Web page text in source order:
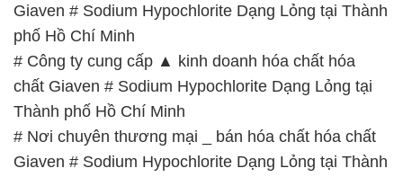
Giaven # Sodium Hypochlorite Dạng Lỏng tại Thành
phố Hồ Chí Minh
# Công ty cung cấp ▲ kinh doanh hóa chất hóa
chất Giaven # Sodium Hypochlorite Dạng Lỏng tại
Thành phố Hồ Chí Minh
# Nơi chuyên thương mại _ bán hóa chất hóa chất
Giaven # Sodium Hypochlorite Dạng Lỏng tại Thành